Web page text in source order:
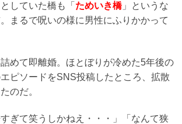
していた橋も「 ためいき橋」というな
まるで呪いの様に男性にふりかかって
めて即離婚。ほとぼりが冷めた5年後の
ピソードをSNS投稿したところ、拡散
のだ。
ぎて笑うしかねえ・・・」「なんて狭